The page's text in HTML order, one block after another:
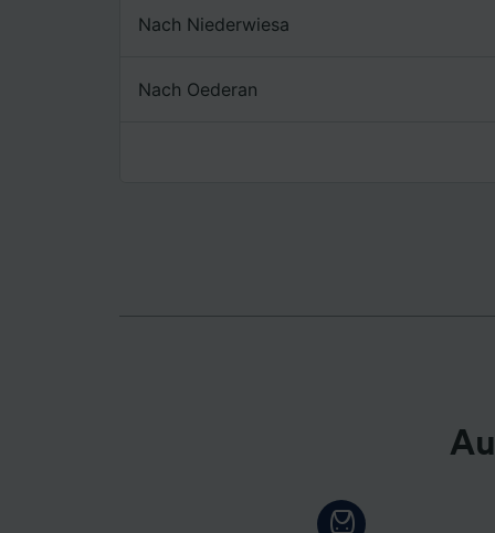
Nach Niederwiesa
Nach Oederan